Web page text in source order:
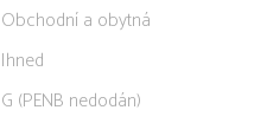
Obchodní a obytná
Ihned
G (PENB nedodán)